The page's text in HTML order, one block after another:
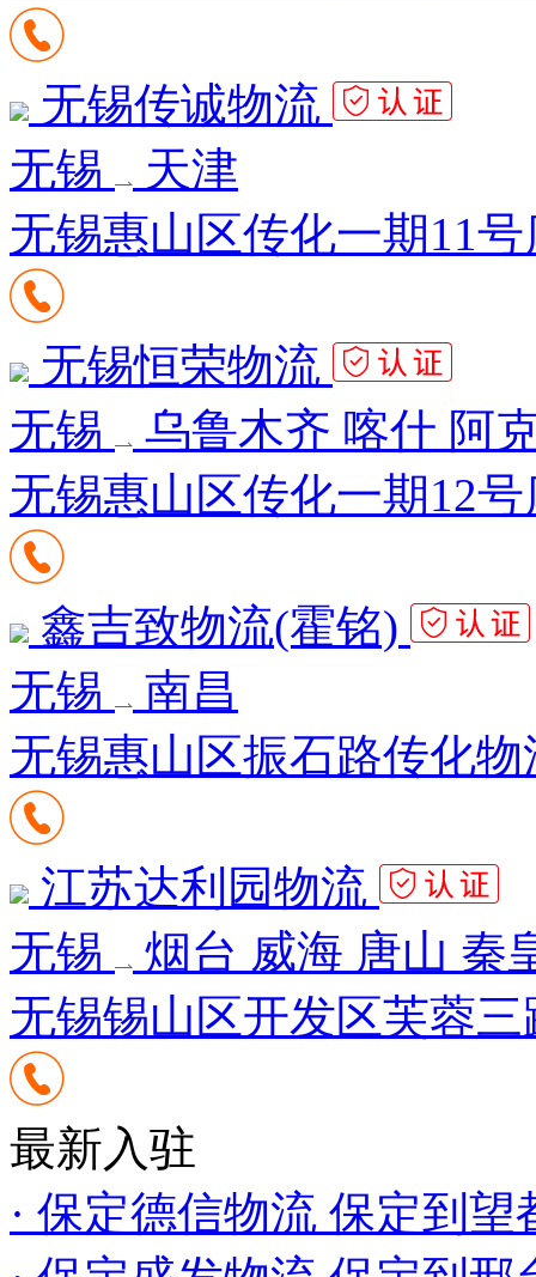
无锡传诚物流
无锡
天津
无锡惠山区传化一期11号
无锡恒荣物流
无锡
乌鲁木齐 喀什 阿
无锡惠山区传化一期12号
鑫吉致物流(霍铭)
无锡
南昌
无锡惠山区振石路传化
江苏达利园物流
无锡
烟台 威海 唐山 秦
无锡锡山区开发区芙蓉三
最新入驻
· 保定德信物流 保定到